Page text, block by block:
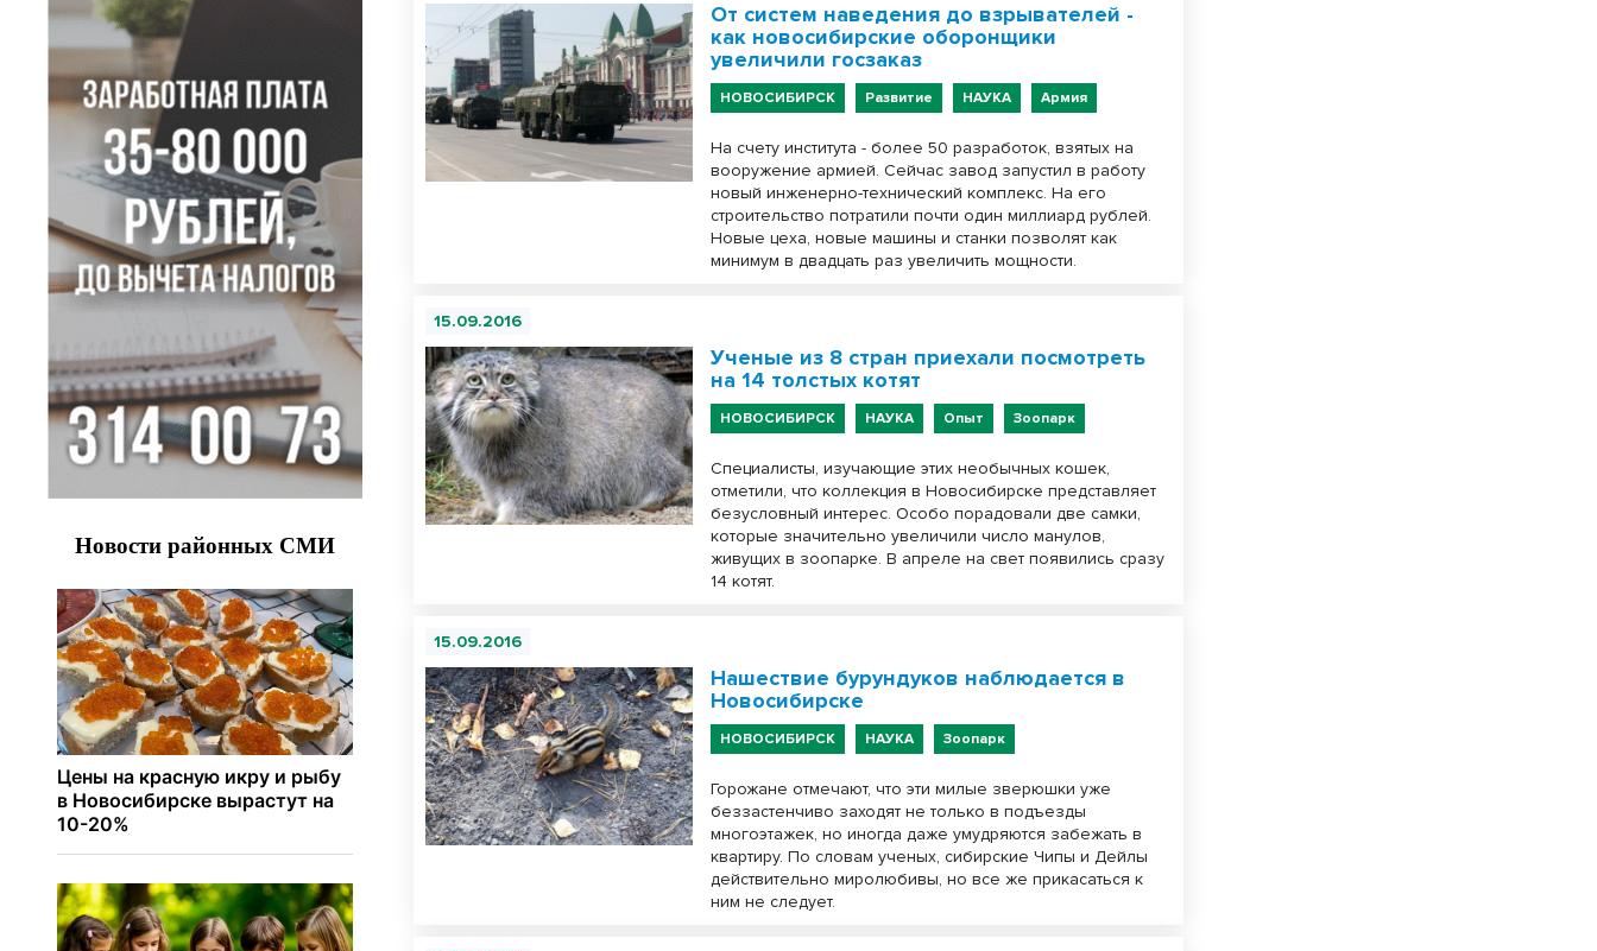
От систем наведения до взрывателей -
как новосибирские оборонщики
увеличили госзаказ
НОВОСИБИРСК Развитие НАУКА Армия
На счету института - более 50 разработок, взятых на
вооружение армией. Сейчас завод запустил в работу
новый инженерно-технический комплекс. На его
строительство потратили почти один миллиард рублей.
Новые цеха, новые машины и станки позволят как
минимум в двадцать раз увеличить мощности.
15.09.2016
Ученые из 8 стран приехали посмотреть
на 14 толстых котят
НОВОСИБИРСК НАУКА Опыт Зоопарк
Специалисты, изучающие этих необычных кошек,
отметили, что коллекция в Новосибирске представляет
безусловный интерес. Особо порадовали две самки,
которые значительно увеличили число манулов,
живущих в зоопарке. В апреле на свет появились сразу
14 котят.
15.09.2016
Нашествие бурундуков наблюдается в
Новосибирске
НОВОСИБИРСК НАУКА Зоопарк
Горожане отмечают, что эти милые зверюшки уже
беззастенчиво заходят не только в подъезды
многоэтажек, но иногда даже умудряются забежать в
квартиру. По словам ученых, сибирские Чипы и Дейлы
действительно миролюбивы, но все же прикасаться к
ним не следует.